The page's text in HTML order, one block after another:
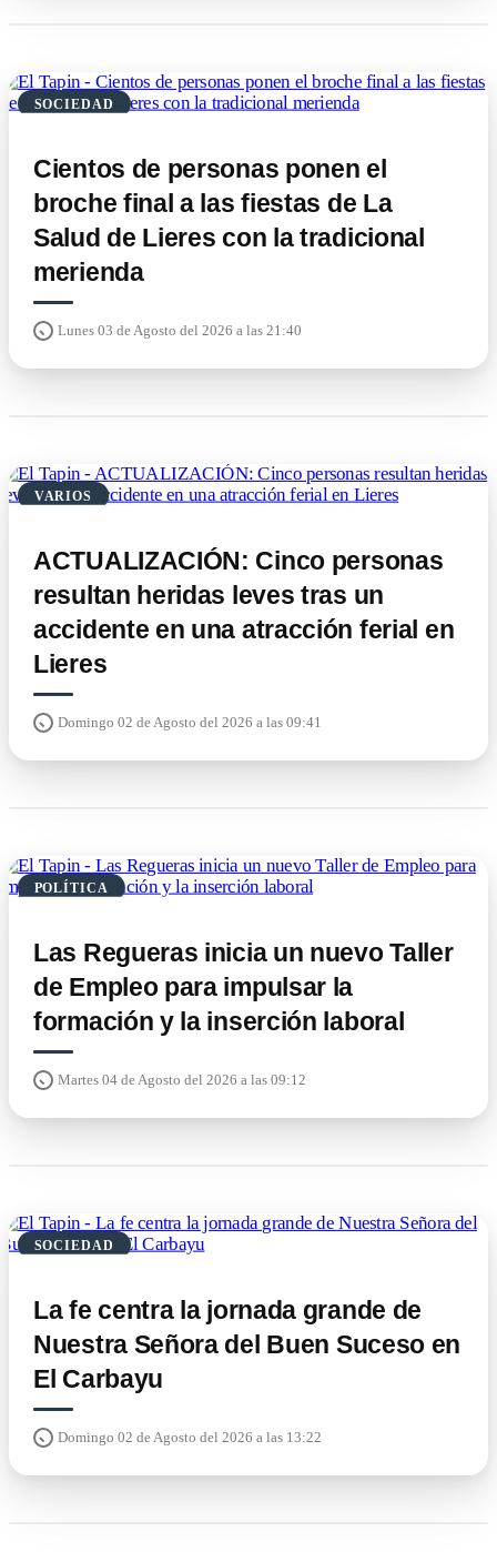
SOCIEDAD
Cientos de personas ponen el
broche final a las fiestas de La
Salud de Lieres con la tradicional
merienda
Lunes 03 de Agosto del 2026 a las 21:40
VARIOS
ACTUALIZACIÓN: Cinco personas
resultan heridas leves tras un
accidente en una atracción ferial en
Lieres
Domingo 02 de Agosto del 2026 a las 09:41
POLÍTICA
Las Regueras inicia un nuevo Taller
de Empleo para impulsar la
formación y la inserción laboral
Martes 04 de Agosto del 2026 a las 09:12
SOCIEDAD
La fe centra la jornada grande de
Nuestra Señora del Buen Suceso en
El Carbayu
Domingo 02 de Agosto del 2026 a las 13:22